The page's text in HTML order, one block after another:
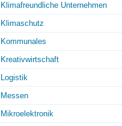
Klimafreundliche Unternehmen
Klimaschutz
Kommunales
Kreativwirtschaft
Logistik
Messen
Mikroelektronik